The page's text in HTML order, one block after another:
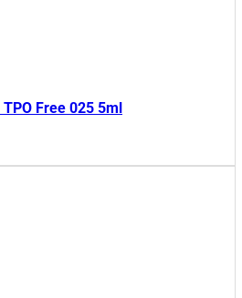
Free 025 5ml